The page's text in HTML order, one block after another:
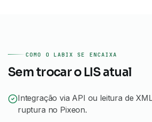
COMO O LABIX SE ENCAIXA
Sem trocar o LIS atual
Integração via API ou leitura de
ruptura no Pixeon.